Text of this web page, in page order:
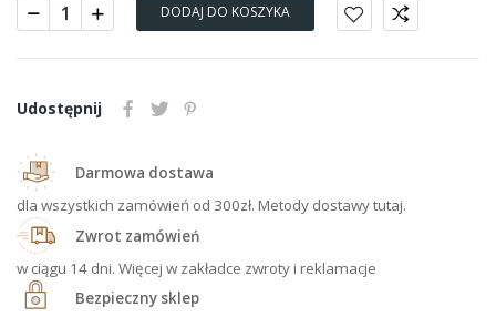
DODAJ DO KOSZYKA
Udostępnij
Darmowa dostawa
dla wszystkich zamówień od 300zł. Metody dostawy tutaj.
Zwrot zamówień
w ciągu 14 dni. Więcej w zakładce zwroty i reklamacje
Bezpieczny sklep